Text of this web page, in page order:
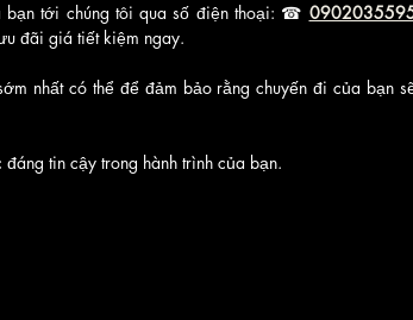
bạn tới chúng tôi qua số điện thoại: ☎
đãi giá tiết kiệm ngay.
nhất có thể để đảm bảo rằng chuyến đi của bạn
đáng tin cậy trong hành trình của bạn.